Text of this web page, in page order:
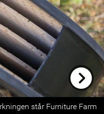
Next
står Furniture Farm